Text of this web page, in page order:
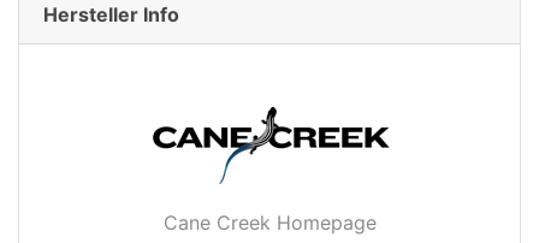
Hersteller Info
Cane Creek Homepage